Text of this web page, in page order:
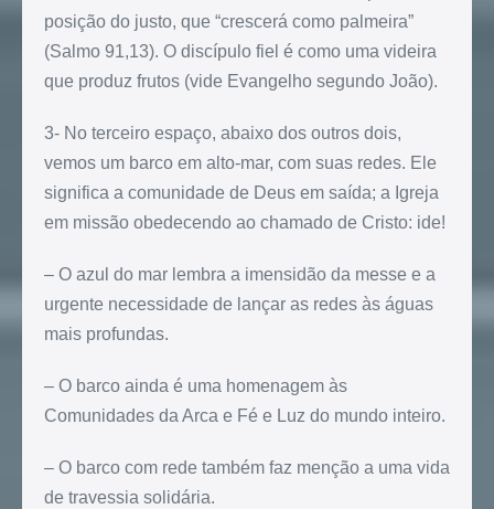
posição do justo, que “crescerá como palmeira”
(Salmo 91,13). O discípulo fiel é como uma videira
que produz frutos (vide Evangelho segundo João).
3- No terceiro espaço, abaixo dos outros dois,
vemos um barco em alto-mar, com suas redes. Ele
significa a comunidade de Deus em saída; a Igreja
em missão obedecendo ao chamado de Cristo: ide!
– O azul do mar lembra a imensidão da messe e a
urgente necessidade de lançar as redes às águas
mais profundas.
– O barco ainda é uma homenagem às
Comunidades da Arca e Fé e Luz do mundo inteiro.
– O barco com rede também faz menção a uma vida
de travessia solidária.